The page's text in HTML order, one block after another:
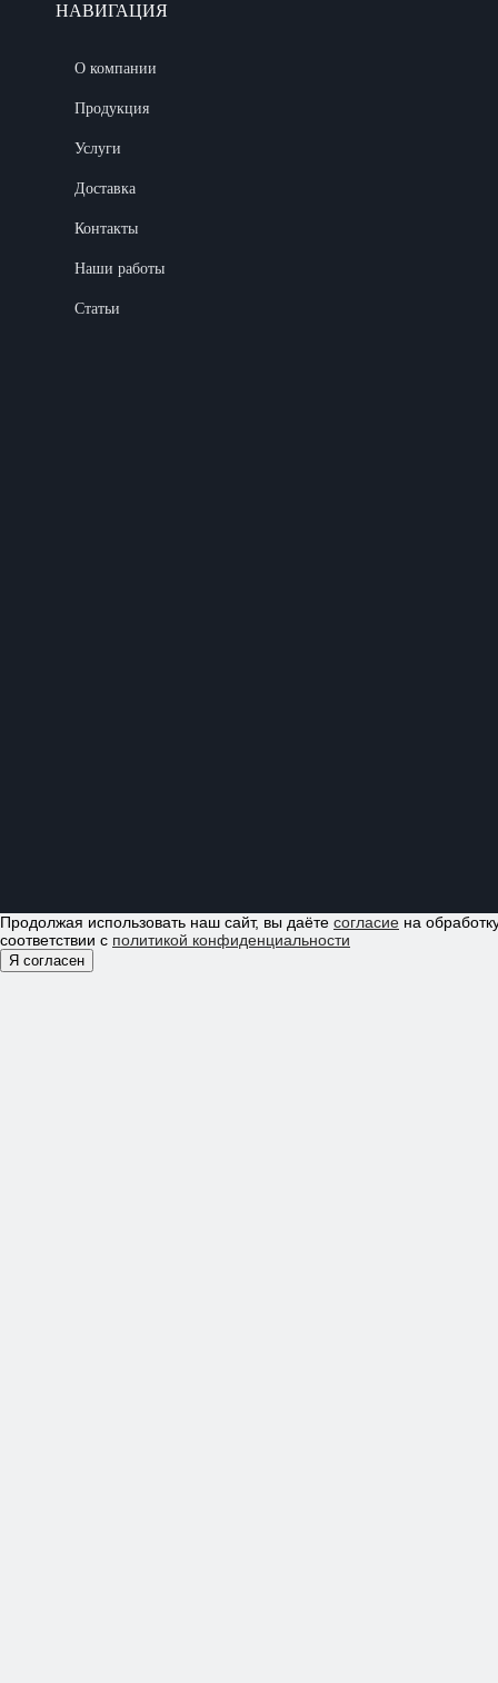
НАВИГАЦИЯ
О компании
Продукция
Услуги
Доставка
Контакты
Наши работы
Статьи
Продолжая использовать наш сайт, вы даёте согласие на
соответствии с политикой конфиденциальности
Я согласен